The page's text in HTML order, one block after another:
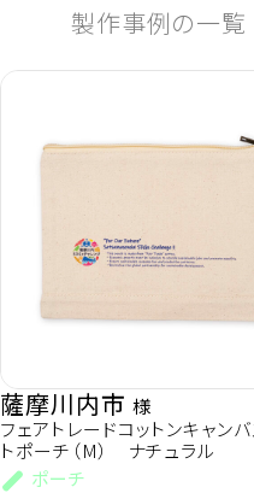
製作事例の一覧
薩摩川内市 様
フェアトレードコットンキャン
トポーチ（M） ナチュラル
ポーチ